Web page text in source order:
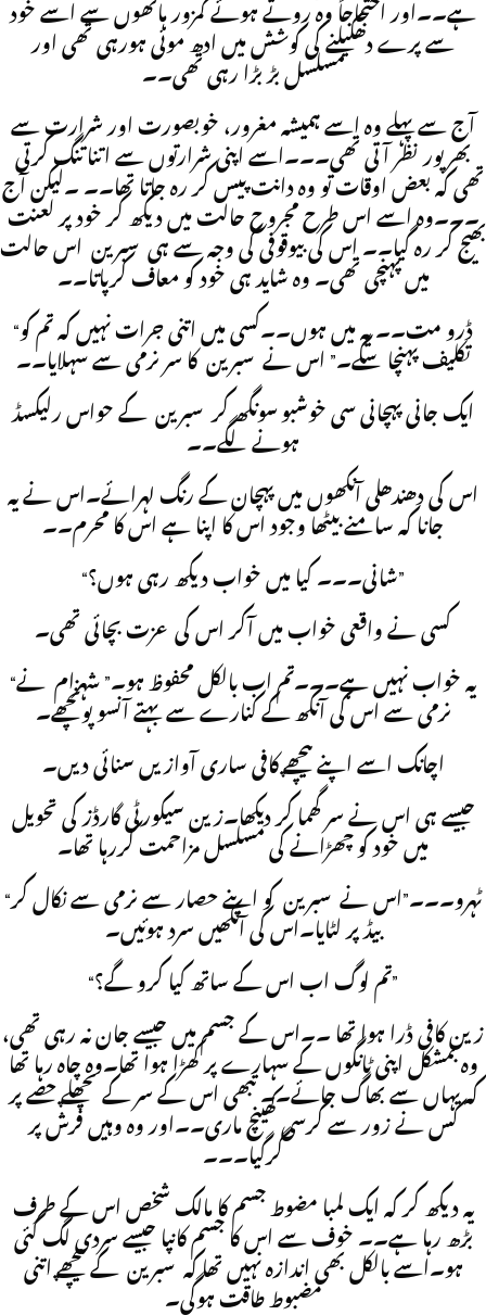
ہے۔۔اور احتجاجاً وہ روتے ہوئے کمزور ہاتھوں سے اسے خود
سے پرے دھکیلنے کی کوشش میں ادھ موئی ہورہی تھی اور
مسلسل بڑ بڑا رہی تھی۔۔
آج سے پہلے وہ اسے ہمیشہ مغرور، خوبصورت اور شرارت سے
بھرپور نظر آتی تھی۔۔۔اسے اپنی شرارتوں سے اتنا تنگ کرتی
تھی کہ بعض اوقات تو وہ دانت پیس کر رہ جاتا تھا۔۔ ۔لیکن آج
۔۔۔وہ اسے اس طرح مجروح حالت میں دیکھ کر خود پر لعنت
بھیج کر رہ گیا۔۔ اس کی بیوقوفی کی وجہ سے ہی سبرین اس حالت
میں پہنچی تھی۔ وہ شاید ہی خود کو معاف کرپاتا۔۔
“ڈرو مت۔۔ یہ میں ہوں۔۔کسی میں اتنی جرات نہیں کہ تم کو
تکلیف پہنچا سکے۔” اس نے سبرین کا سر نرمی سے سہلایا۔۔
ایک جانی پہچانی سی خوشبو سونگھ کر سبرین کے حواس رلیکسڈ
ہونے لگے۔۔
اس کی دھندھلی آنکھوں میں پہچان کے رنگ لہرائے۔اس نے یہ
جانا کہ سامنے بیٹھا وجود اس کا اپنا ہے اس کا محرم۔۔
“شانی۔۔۔ کیا میں خواب دیکھ رہی ہوں؟”
کسی نے واقعی خواب میں آکر اس کی عزت بچائی تھی۔
“یہ خواب نہیں ہے۔۔۔تم اب بالکل محفوظ ہو۔” شہزام نے
نرمی سے اس کی آنکھ کے کنارے سے بہتے آنسو پونچھے۔
اچانک اسے اپنے پیچھے کافی ساری آوازیں سنائی دیں۔
جیسے ہی اس نے سر گھما کر دیکھا۔زین سیکورٹی گارڈز کی تحویل
میں خود کو چھڑانے کی مسلسل مزاحمت کررہا تھا۔
“ٹہرو۔۔۔”اس نے سبرین کو اپنے حصار سے نرمی سے نکال کر
بیڈ پر لٹایا۔اس کی آنکھیں سرد ہوئیں۔
“تم لوگ اب اس کے ساتھ کیا کرو گے؟”
زین کافی ڈرا ہوا تھا ۔۔اس کے جسم میں جیسے جان نہ رہی تھی،
وہ بمشکل اپنی ٹانگوں کے سہارے پر کھڑا ہوا تھا۔وہ چاہ رہا تھا
کہ یہاں سے بھاگ جائے۔۔ تبھی اس کے سر کے پچھلے حصے پر
کس نے زور سے کرسی کھینچ ماری۔۔اور وہ وہیں فرش پر
گرگیا۔۔۔
یہ دیکھ کر کہ ایک لمبا مضوط جسم کا مالک شخص اس کے طرف
بڑھ رہا ہے۔۔ خوف سے اس کا جسم کانپا جیسے سردی لگ گئی
ہو۔اسے بالکل بھی اندازہ نہیں تھا کہ سبرین کے پیچھے اتنی
مضبوط طاقت ہوگی۔